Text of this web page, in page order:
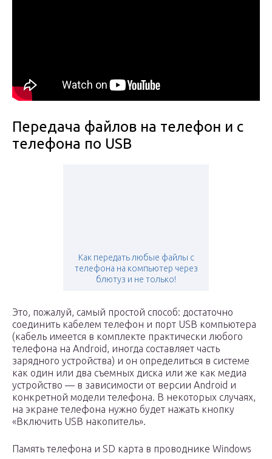
Передача файлов на телефон и с
телефона по USB
Как передать любые файлы с
телефона на компьютер через
блютуз и не только!
Это, пожалуй, самый простой способ: достаточно
соединить кабелем телефон и порт USB компьютера
(кабель имеется в комплекте практически любого
телефона на Android, иногда составляет часть
зарядного устройства) и он определиться в системе
как один или два съемных диска или же как медиа
устройство — в зависимости от версии Android и
конкретной модели телефона. В некоторых случаях,
на экране телефона нужно будет нажать кнопку
«Включить USB накопитель».
Память телефона и SD карта в проводнике Windows